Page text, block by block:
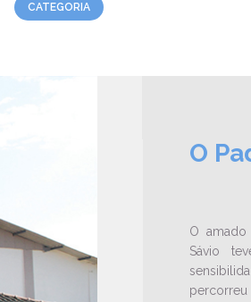
CATEGORIA
O
O
Sávio